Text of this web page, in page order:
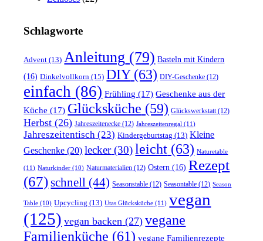
Schlagworte
Advent (13) Anleitung (79) Basteln mit Kindern
(16) Dinkelvollkorn (15) DIY(63) DIY-Geschenke (12)
einfach (86) Frühling (17) Geschenke aus der
Küche (17) Glücksküche (59) Glückswerkstatt (12)
Herbst (26) Jahreszeitenecke (12) Jahreszeitenregal (11)
Jahreszeitentisch (23) Kindergeburtstag (13) Kleine
Geschenke (20) lecker(30) leicht (63) Naturetable
(11) Naturkinder (10) Naturmaterialien (12) Ostern (16) Rezept
(67)schnell (44) Seasonstable (12) Seasontable (12) Season
Table (10) Upcycling (13) Utas Glücksküche (11) vegan
(125) vegan backen (27) vegane
Familienküche (61) vegane Familienrezepte